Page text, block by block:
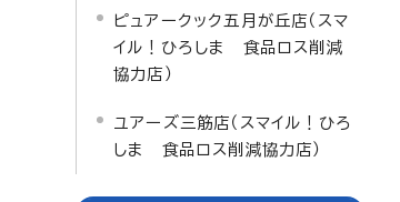
ピュアークック五月が丘店（スマ
イル！ひろしま 食品ロス削減
協力店）
ユアーズ三筋店（スマイル！ひろ
しま 食品ロス削減協力店）